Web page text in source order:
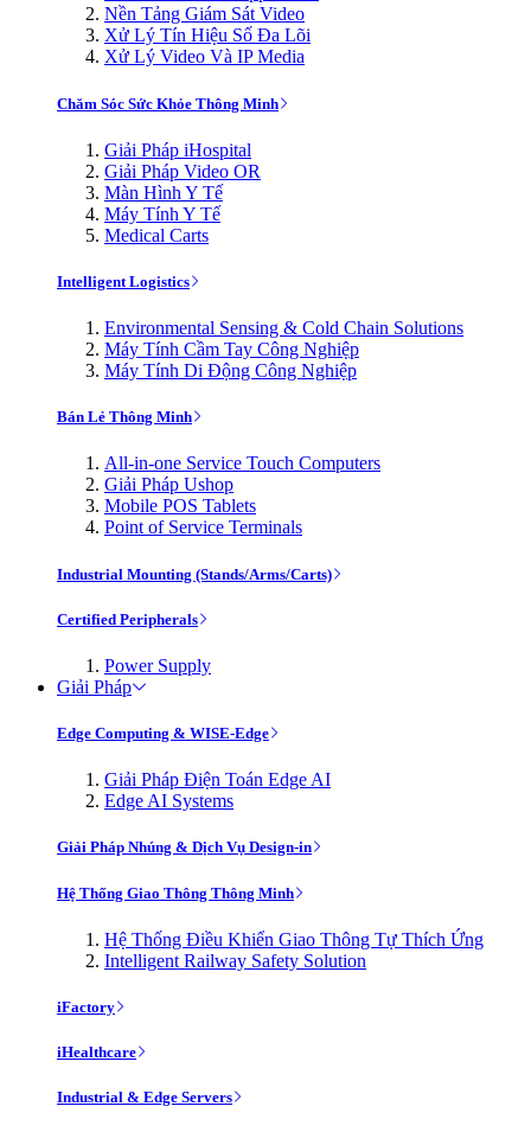
Nền Tảng Giám Sát Video
Xử Lý Tín Hiệu Số Đa Lõi
Xử Lý Video Và IP Media
Chăm Sóc Sức Khỏe Thông Minh
Giải Pháp iHospital
Giải Pháp Video OR
Màn Hình Y Tế
Máy Tính Y Tế
Medical Carts
Intelligent Logistics
Environmental Sensing & Cold Chain Solutions
Máy Tính Cầm Tay Công Nghiệp
Máy Tính Di Động Công Nghiệp
Bán Lẻ Thông Minh
All-in-one Service Touch Computers
Giải Pháp Ushop
Mobile POS Tablets
Point of Service Terminals
Industrial Mounting (Stands/Arms/Carts)
Certified Peripherals
Power Supply
Giải Pháp
Edge Computing & WISE-Edge
Giải Pháp Điện Toán Edge AI
Edge AI Systems
Giải Pháp Nhúng & Dịch Vụ Design-in
Hệ Thống Giao Thông Thông Minh
Hệ Thống Điều Khiển Giao Thông Tự Thích Ứng
Intelligent Railway Safety Solution
iFactory
iHealthcare
Industrial & Edge Servers